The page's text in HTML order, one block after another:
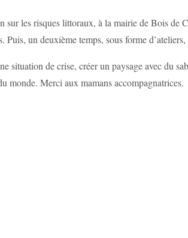
les risques littoraux, à la mairie de Bois de
un deuxième temps, sous forme
situation de crise, créer un paysage avec du
monde. Merci aux mamans accompagnatrices.